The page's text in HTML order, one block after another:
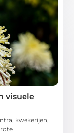
visuele
kwekerijen,